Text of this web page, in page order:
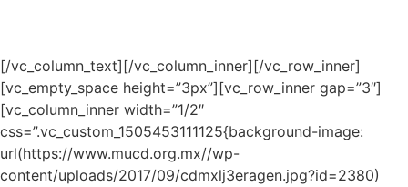
[/vc_column_text][/vc_column_inner][/vc_row_inner]
[vc_empty_space height=”3px”][vc_row_inner gap=”3″]
[vc_column_inner width=”1/2″
css=”.vc_custom_1505453111125{background-image:
url(https://www.mucd.org.mx//wp-
content/uploads/2017/09/cdmxlj3eragen.jpg?id=2380)